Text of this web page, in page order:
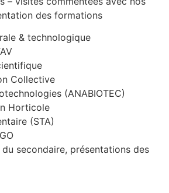
des formations
& technologique
Collective
(ANABIOTEC)
Horticole
(STA)
secondaire, présentations des